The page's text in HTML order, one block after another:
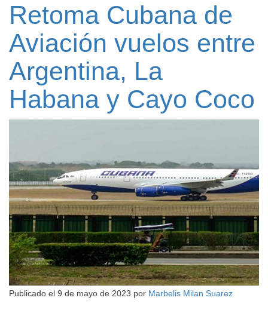
Retoma Cubana de
Aviación vuelos entre
Argentina, La
Habana y Cayo Coco
Publicado el 9 de mayo de 2023 por Marbelis Milan Suarez